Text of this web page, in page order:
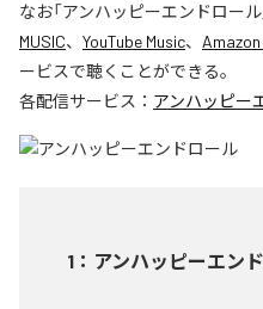
なお「アンハッピーエンドロール
MUSIC、 YouTube Music、
ービスで聴くことができる。
各配信サービス： アンハッピー
1 ： アンハッピーエン